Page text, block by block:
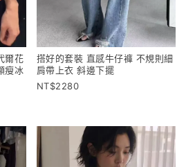
爾花
瘦冰
搭好的套裝 直感牛仔褲 不規則細
肩帶上衣 斜邊下擺
2280